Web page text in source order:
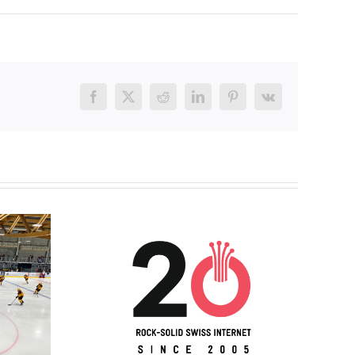
Facebook
X Reddit LinkedInPinterest
Vk
ans ! Joyeuses fêtes